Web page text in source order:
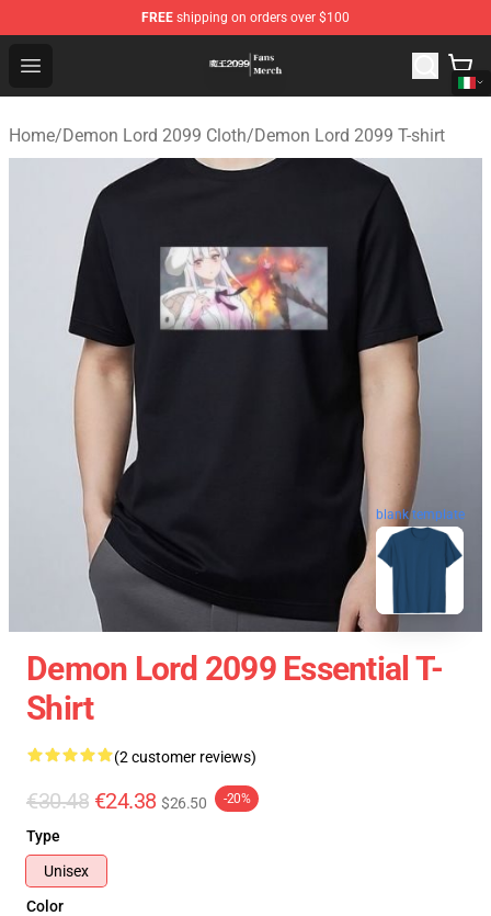
FREE shipping on orders over $100
Open menu
Demon Lord 2099 Store - Official Demon Lord 2099
Home/Demon Lord 2099 Cloth/Demon Lord 2099 T-shirt
blank template
Demon Lord 2099 Essential T-
Shirt
(2 customer reviews)
€30.48 €24.38 $26.50 -20%
Type
Unisex
Color